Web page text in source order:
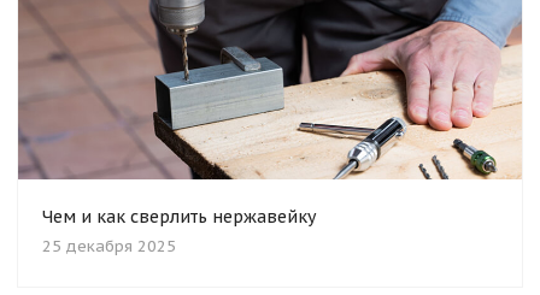
Чем и как сверлить нержавейку
25 декабря 2025